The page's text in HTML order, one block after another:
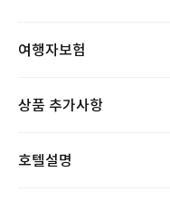
여행자보험
상품 추가사항
호텔설명